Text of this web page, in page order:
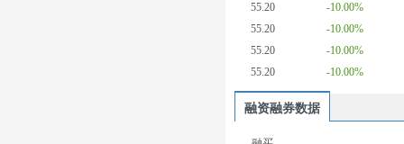
55.20
-10.00%
55.20
-10.00%
55.20
-10.00%
55.20
-10.00%
融资融券数据